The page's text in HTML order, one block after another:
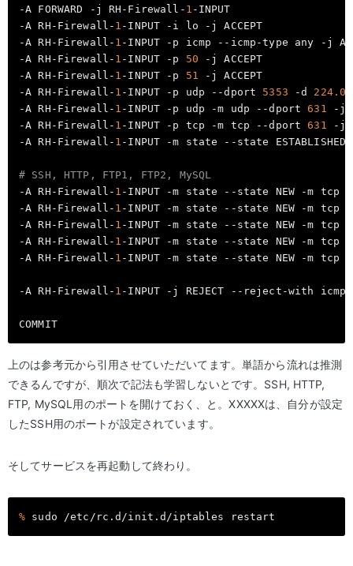
-A FORWARD -j RH-Firewall- 1 -INPUT
-A RH-Firewall- 1 -INPUT -i lo -j ACCEPT
-A RH-Firewall- 1 -INPUT -p icmp --icmp-type any -j
-A RH-Firewall- 1 -INPUT -p 50 -j ACCEPT
-A RH-Firewall- 1 -INPUT -p 51 -j ACCEPT
-A RH-Firewall- 1 -INPUT -p udp --dport 5353 -d 224.0
-A RH-Firewall- 1 -INPUT -p udp -m udp --dport 631 -j
-A RH-Firewall- 1 -INPUT -p tcp -m tcp --dport 631 -j
-A RH-Firewall- 1 -INPUT -m state --state
# SSH, HTTP, FTP1, FTP2, MySQL
-A RH-Firewall- 1 -INPUT -m state --state NEW -m tcp
-A RH-Firewall- 1 -INPUT -m state --state NEW -m
-A RH-Firewall- 1 -INPUT -m state --state NEW -m
-A RH-Firewall- 1 -INPUT -m state --state NEW -m
-A RH-Firewall- 1 -INPUT -m state --state NEW -m
-A RH-Firewall- 1 -INPUT -j REJECT --reject-with
COMMIT
上のは参考元から引用させていただいてます。単語から流れは推測
できるんですが、順次で記法も学習しないとです。SSH, HTTP,
FTP, MySQL用のポートを開けておく、と。XXXXXは、自分が設定
したSSH用のポートが設定されています。
そしてサービスを再起動して終わり。
% sudo /etc/rc.d/init.d/iptables restart